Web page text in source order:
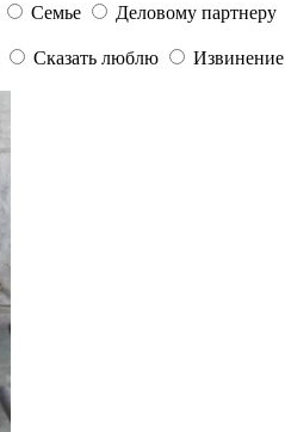
Семье
Деловому партнеру
Сказать люблю Извинение